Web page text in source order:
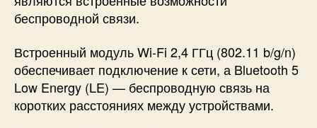
беспроводной связи.
Встроенный модуль Wi-Fi 2,4 ГГц (802.11 b/g/n)
обеспечивает подключение к сети, а Bluetooth 5
Low Energy (LE) — беспроводную связь на
коротких расстояниях между устройствами.